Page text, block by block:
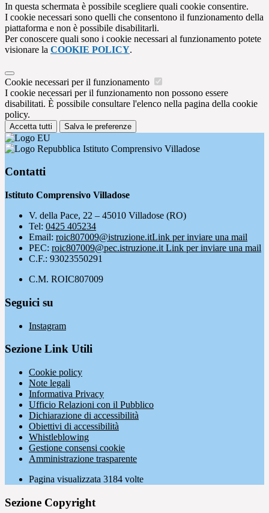
In questa schermata è possibile scegliere quali cookie consentire.
I cookie necessari sono quelli che consentono il funzionamento della
piattaforma e non è possibile disabilitarli.
Per conoscere quali sono i cookie necessari al funzionamento potete
visionare la COOKIE POLICY.
Cookie necessari per il funzionamento
I cookie necessari per il funzionamento non possono essere
disabilitati. È possibile consultare l'elenco nella pagina della cookie
policy.
Accetta tutti Salva le preferenze
Istituto Comprensivo Villadose
Contatti
Istituto Comprensivo Villadose
V. della Pace, 22 – 45010 Villadose (RO)
Tel: 0425 405234
Email: roic807009@istruzione.itLink per inviare una mail
PEC: roic807009@pec.istruzione.it Link per inviare una mail
C.F.: 93023550291
C.M. ROIC807009
Seguici su
Instagram
Sezione Link Utili
Cookie policy
Note legali
Informativa Privacy
Ufficio Relazioni con il Pubblico
Dichiarazione di accessibilità
Obiettivi di accessibilità
Whistleblowing
Gestione consensi cookie
Amministrazione trasparente
Pagina visualizzata 3184 volte
Sezione Copyright